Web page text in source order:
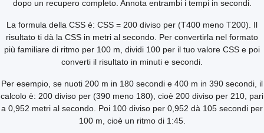
dopo un recupero completo. Annota entrambi i tempi in secondi.
La formula della CSS è: CSS = 200 diviso per (T400 meno T200). Il
risultato ti dà la CSS in metri al secondo. Per convertirla nel formato
più familiare di ritmo per 100 m, dividi 100 per il tuo valore CSS e poi
converti il risultato in minuti e secondi.
Per esempio, se nuoti 200 m in 180 secondi e 400 m in 390 secondi, il
calcolo è: 200 diviso per (390 meno 180), cioè 200 diviso per 210, pari
a 0,952 metri al secondo. Poi 100 diviso per 0,952 dà 105 secondi per
100 m, cioè un ritmo di 1:45.